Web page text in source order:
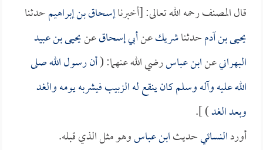
قال المصنف رحمه الله تعالى: [أخبرناإسحاق بن إبراهيمحدثنا
يحيى بن آدمحدثناشريكعنأبي إسحاقعنيحيى بن عبيد
البهرانيعنابن عباسرضي الله عنهما: (أن رسول الله صلى
الله عليه وآله وسلم كان ينقع له الزبيب فيشربه يومه والغد
وبعد الغد) ].
أوردالنسائيحديثابن عباسوهو مثل الذي قبله.